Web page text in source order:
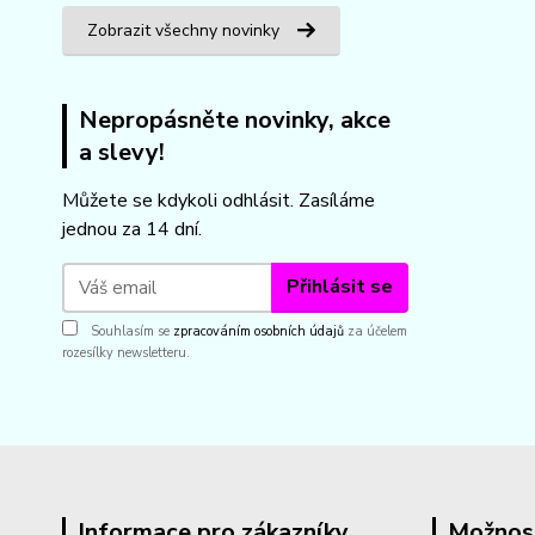
Zobrazit všechny novinky
Nepropásněte novinky, akce
a slevy!
Můžete se kdykoli odhlásit. Zasíláme
jednou za 14 dní.
Přihlásit se
Souhlasím se zpracováním osobních údajů za účelem
rozesílky newsletteru.